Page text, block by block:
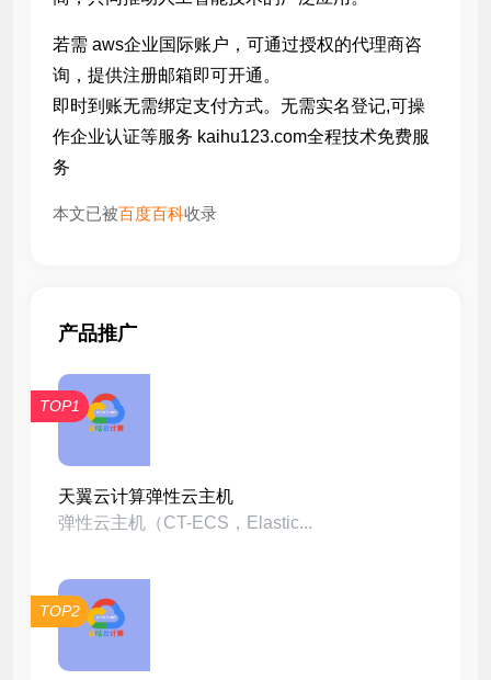
若需 aws企业国际账户，可通过授权的代理商咨
询，提供注册邮箱即可开通。
即时到账无需绑定支付方式。无需实名登记,可操
作企业认证等服务 kaihu123.com全程技术免费服
务
本文已被百度百科收录
产品推广
TOP1
天翼云计算弹性云主机
弹性云主机（CT-ECS，Elastic...
TOP2